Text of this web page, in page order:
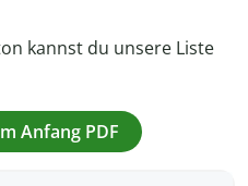
kannst du unsere Liste
Anfang PDF